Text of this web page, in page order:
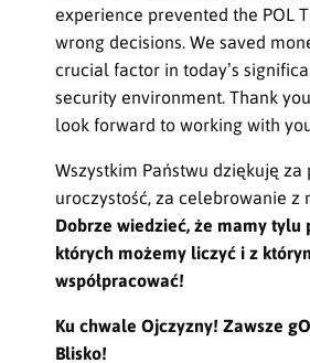
experience prevented the POL
wrong decisions. We saved
crucial factor in today’s
security environment. Thank
look forward to working with
Wszystkim Państwu dziękuję za
uroczystość, za celebrowanie z
Dobrze wiedzieć, że mamy tylu
których możemy liczyć i z
współpracować!
Ku chwale Ojczyzny! Zawsze
Blisko!